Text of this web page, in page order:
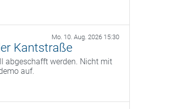
Mo. 10. Aug. 2026 15:30
Kantstraße
abgeschafft werden. Nicht mit
auf.